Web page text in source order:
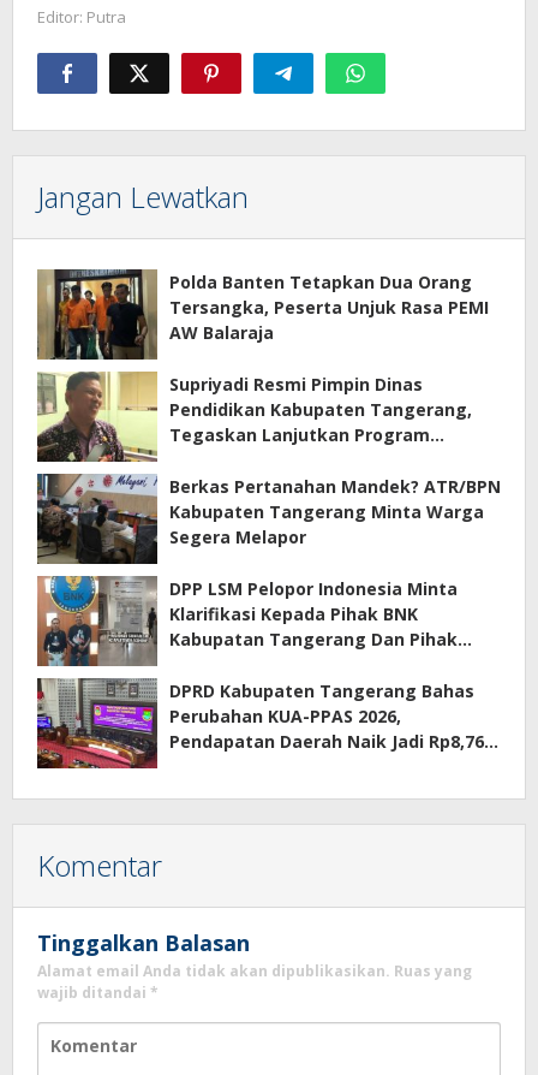
Editor: Putra
Jangan Lewatkan
Polda Banten Tetapkan Dua Orang
Tersangka, Peserta Unjuk Rasa PEMI
AW Balaraja
Supriyadi Resmi Pimpin Dinas
Pendidikan Kabupaten Tangerang,
Tegaskan Lanjutkan Program
Berkas Pertanahan Mandek? ATR/BPN
Kabupaten Tangerang Minta Warga
Segera Melapor
DPP LSM Pelopor Indonesia Minta
Klarifikasi Kepada Pihak BNK
Kabupatan Tangerang Dan Pihak
Terkait Sewa Kamar Per Jam
DPRD Kabupaten Tangerang Bahas
Perubahan KUA-PPAS 2026,
Pendapatan Daerah Naik Jadi Rp8,76
Komentar
Tinggalkan Balasan
Alamat email Anda tidak akan dipublikasikan. Ruas yang
wajib ditandai *